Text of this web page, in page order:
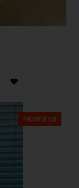
PROMOTIE 13%